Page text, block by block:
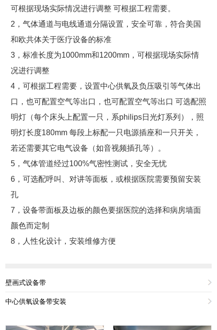
可根据现场实际情况进行调整 可根据工程需要。
2，气体通道与电线通道分隔设置，安全可靠，符合美国
和欧共体关于医疗设备的标准
3，标准长度为1000mm和1200mm，可根据现场实际情
况进行调整
4，可根据工程需要，设置中心供氧及负压吸引等气体出
口，也可配置空气等出口，也可配置空气等出口 可选配照
明灯（每个床头上配置一只，系philips日光灯系列），照
明灯长度180mm 每段上标配一只电源插座和一只开关，
若还需要其它电气设备（如音视频插孔等）。
5，气体管道经过100%气密性测试，安全无忧
6，可选配呼叫、对讲等面板，或根据医院需要预留安装
孔
7，设备带面板及边板的颜色要据医院的选择和病房墙面
颜色而定制
8，人性化设计，安装维修方便
壁画式设备带
中心供氧设备带安装